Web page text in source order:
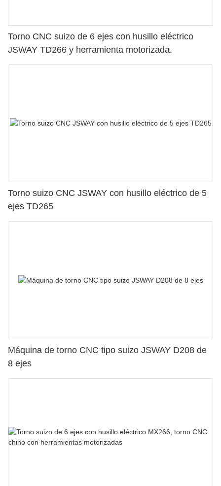
Torno CNC suizo de 6 ejes con husillo eléctrico
JSWAY TD266 y herramienta motorizada.
Torno suizo CNC JSWAY con husillo eléctrico de 5
ejes TD265
Máquina de torno CNC tipo suizo JSWAY D208 de
8 ejes